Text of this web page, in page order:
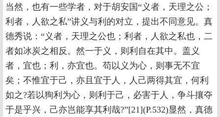
当然，也有一些学者，对于胡安国“义者，天理之公；
利者，人欲之私”讲义与利的对立，提出不同意见。真
德秀说：“义者，天理之公也；利者，人欲之私也，二
者如冰炭之相反。然一于义，则利自在其中。盖义
者，宜也；利，亦宜也。苟以义为心，则事无不宜
矣；不惟宜于己，亦且宜于人，人己两得其宜，何利
如之?若以狥利为心，则利于己，必害于人，争斗攘夺
于是乎兴，己亦岂能享其利哉?”[21](P.532)显然，真德